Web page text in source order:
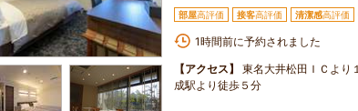
部屋高評価 接客高評価 清潔感高評価
1時間前に予約されました
【アクセス】
東名大井松田ＩＣより
成駅より徒歩５分